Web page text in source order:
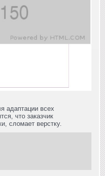
адаптации всех
что заказчик
сломает верстку.